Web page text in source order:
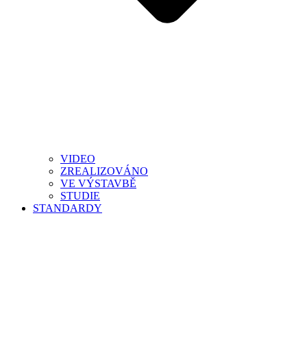
VIDEO
ZREALIZOVÁNO
VE VÝSTAVBĚ
STUDIE
STANDARDY